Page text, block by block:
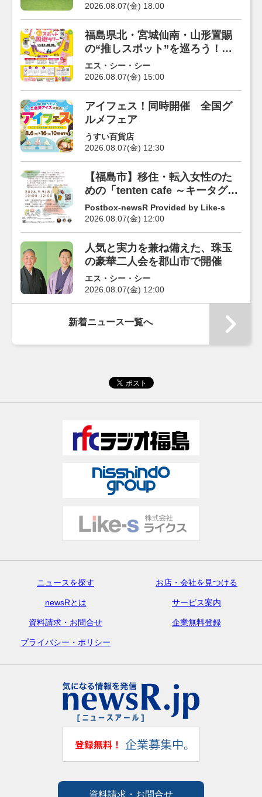
2026.08.07(金) 18:00
福島県北・宮城仙南・山形置賜
の“推しスポット”を巡ろう！デ
ジタル周遊ラリー開催
エス・シー・シー
2026.08.07(金) 15:00
アイフェス！同時開催 全国グ
ルメフェア
うすい百貨店
2026.08.07(金) 12:30
【福島市】移住・転入女性のた
めの「tenten cafe ～キータグを
作ろう！～」9/9開催
Postbox-newsR Provided by Like-s
2026.08.07(金) 12:00
人気と実力を兼ね備えた、珠玉
の豪華二人会を郡山市で開催
エス・シー・シー
2026.08.07(金) 12:00
新着ニュース一覧へ
ニュースを探す お店・会社を見つける
newsRとは サービス案内
資料請求・お問合せ 企業無料登録
プライバシー・ポリシー
資料請求・お問合せ